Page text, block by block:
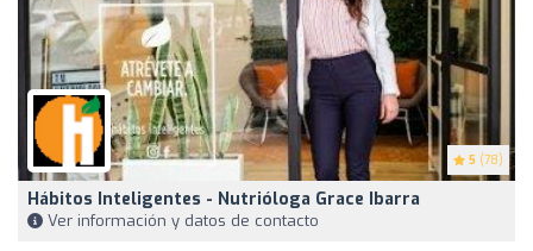
5 (78)
Hábitos Inteligentes - Nutrióloga Grace Ibarra
Ver información y datos de contacto